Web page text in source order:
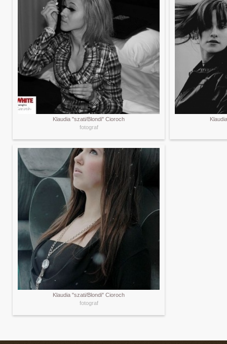
Klaudia "szati/Blondi" Cioroch
fotograf
Klaudia "szati/Blondi" Cioroch
fotograf